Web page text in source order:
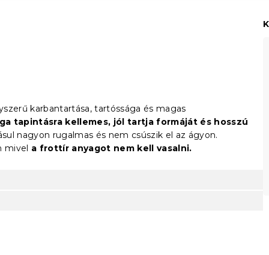
karbantartása, tartóssága és magas
tapintásra kellemes, jól tartja formáját és hosszú
nagyon rugalmas és nem csúszik el az ágyon.
mivel a frottír anyagot nem kell vasalni.